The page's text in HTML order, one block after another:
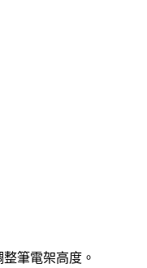
筆電架高度。